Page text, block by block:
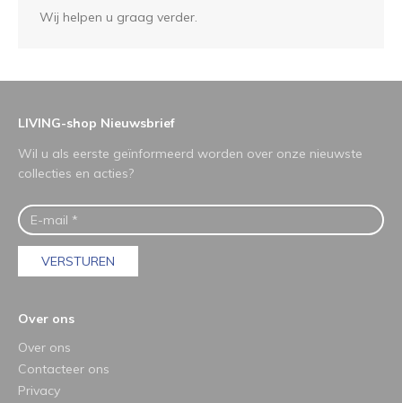
Wij helpen u graag verder.
LIVING-shop Nieuwsbrief
Wil u als eerste geïnformeerd worden over onze nieuwste
collecties en acties?
VERSTUREN
Over ons
Over ons
Contacteer ons
Privacy